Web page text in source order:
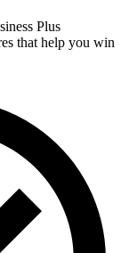
Plus
that help you win